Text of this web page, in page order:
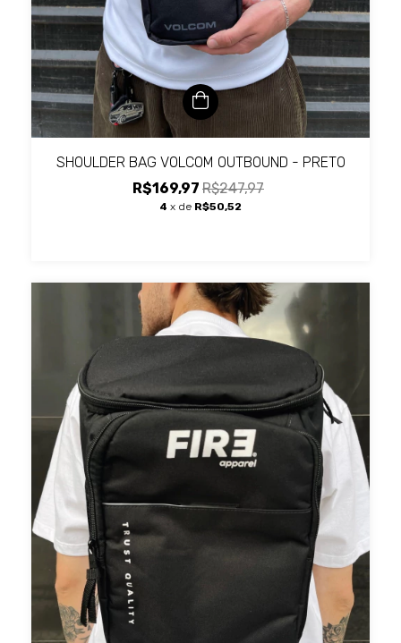
SHOULDER BAG VOLCOM OUTBOUND - PRETO
R$169,97 R$247,97
4 x de R$50,52